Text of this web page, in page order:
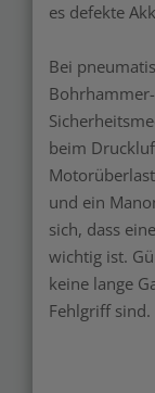
es defekte
Bei
beim
und ein
sich, dass
wichtig ist.
keine lange
Fehlgriff sind.